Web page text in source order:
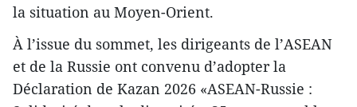
la situation au Moyen-Orient.
À l’issue du sommet, les dirigeants de l’ASEAN
et de la Russie ont convenu d’adopter la
Déclaration de Kazan 2026 «ASEAN-Russie :